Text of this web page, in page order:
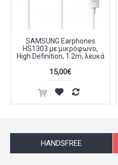
SAMSUNG Earphones
HS1303 με μικρόφωνο,
High Definition, 1.2m, λευκά
15,00€
HANDSFREE